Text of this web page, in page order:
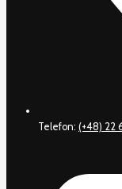
Telefon: (+48) 22